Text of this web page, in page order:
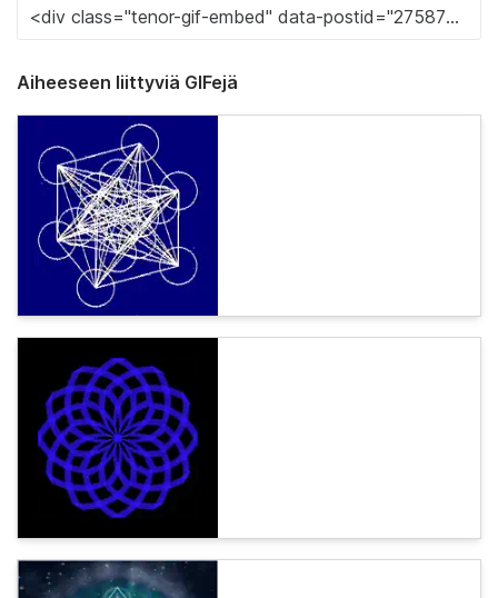
Aiheeseen liittyviä GIFejä